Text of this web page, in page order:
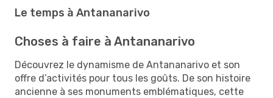
Le temps à Antananarivo
Choses à faire à Antananarivo
Découvrez le dynamisme de Antananarivo et son
offre d’activités pour tous les goûts. De son histoire
ancienne à ses monuments emblématiques, cette